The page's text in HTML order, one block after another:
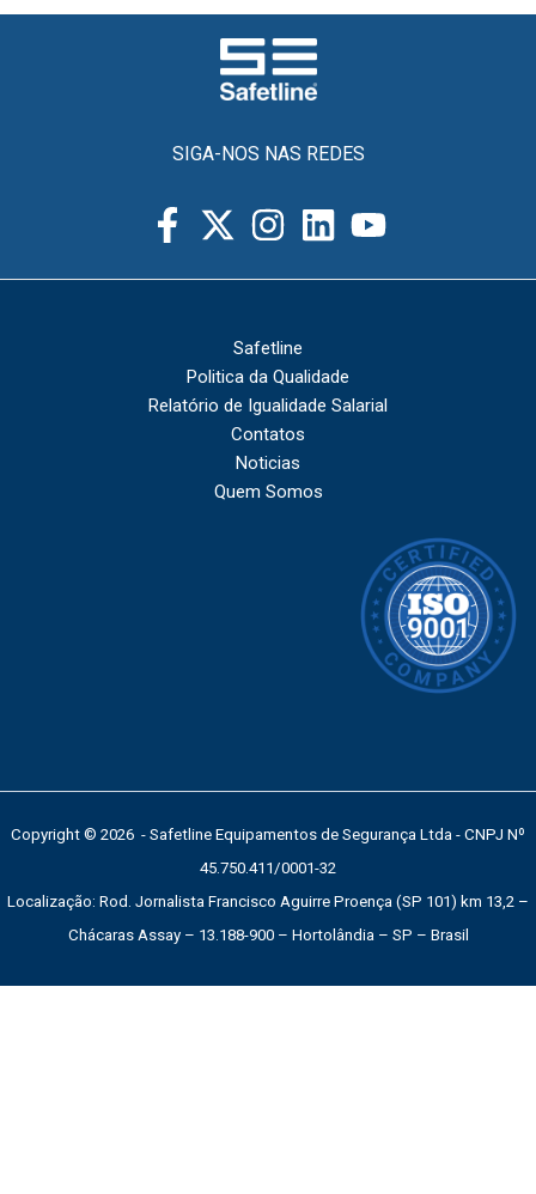
SIGA-NOS NAS REDES
Safetline
Politica da Qualidade
Relatório de Igualidade Salarial
Contatos
Noticias
Quem Somos
Copyright © 2026 - Safetline Equipamentos de Segurança Ltda - CNPJ Nº
45.750.411/0001-32
Localização: Rod. Jornalista Francisco Aguirre Proença (SP 101) km 13,2 –
Chácaras Assay – 13.188-900 – Hortolândia – SP – Brasil